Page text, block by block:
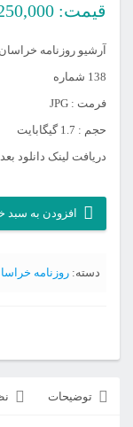
قیمت:
آرشیو روزنامه خراسان
138 شماره
فرمت : JPG
حجم : 1.7 گیگابایت
دریافت لینک دانلود
آرشیو
روزنامه
افزودن به سبد
دسته: روزنامه
توضیحات